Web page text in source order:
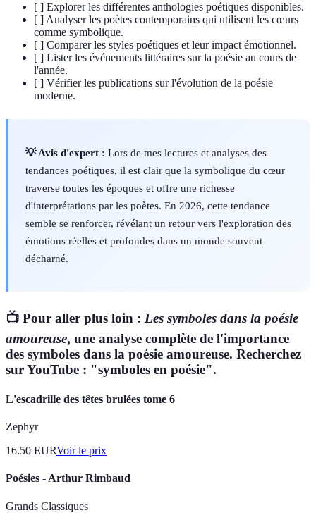
[ ] Explorer les différentes anthologies poétiques disponibles.
[ ] Analyser les poètes contemporains qui utilisent les cœurs
comme symbolique.
[ ] Comparer les styles poétiques et leur impact émotionnel.
[ ] Lister les événements littéraires sur la poésie au cours de
l'année.
[ ] Vérifier les publications sur l'évolution de la poésie
moderne.
💡 Avis d'expert : Lors de mes lectures et analyses des
tendances poétiques, il est clair que la symbolique du cœur
traverse toutes les époques et offre une richesse
d'interprétations par les poètes. En 2026, cette tendance
semble se renforcer, révélant un retour vers l'exploration des
émotions réelles et profondes dans un monde souvent
décharné.
📺 Pour aller plus loin : Les symboles dans la poésie
amoureuse, une analyse complète de l'importance
des symboles dans la poésie amoureuse. Recherchez
sur YouTube : "symboles en poésie".
L'escadrille des têtes brulées tome 6
Zephyr
16.50 EURVoir le prix
Poésies - Arthur Rimbaud
Grands Classiques